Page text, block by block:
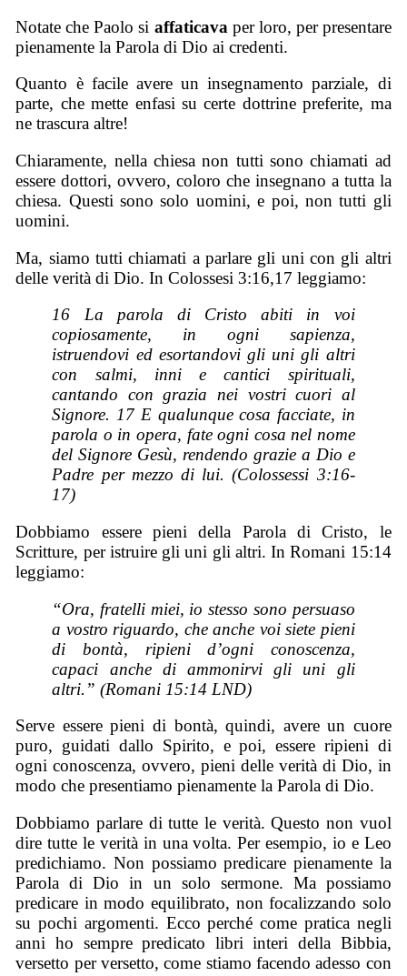
Notate che Paolo si affaticava per loro, per presentare
pienamente la Parola di Dio ai credenti.
Quanto è facile avere un insegnamento parziale, di
parte, che mette enfasi su certe dottrine preferite, ma
ne trascura altre!
Chiaramente, nella chiesa non tutti sono chiamati ad
essere dottori, ovvero, coloro che insegnano a tutta la
chiesa. Questi sono solo uomini, e poi, non tutti gli
uomini.
Ma, siamo tutti chiamati a parlare gli uni con gli altri
delle verità di Dio. In Colossesi 3:16,17 leggiamo:
16 La parola di Cristo abiti in voi
copiosamente, in ogni sapienza,
istruendovi ed esortandovi gli uni gli altri
con salmi, inni e cantici spirituali,
cantando con grazia nei vostri cuori al
Signore. 17 E qualunque cosa facciate, in
parola o in opera, fateogni cosa nel nome
del Signore Gesù, rendendo grazie a Dio e
Padre per mezzo di lui. (Colossessi 3:16-
17)
Dobbiamo essere pieni della Parola di Cristo, le
Scritture, per istruire gli uni gli altri. In Romani 15:14
leggiamo:
“Ora, fratelli miei, io stesso sono persuaso
a vostro riguardo, che anche voi siete pieni
di bontà, ripieni d’ogni conoscenza,
capaci anche di ammonirvi gli uni gli
altri.” (Romani 15:14 LND)
Serve essere pieni di bontà, quindi, avere un cuore
puro, guidati dallo Spirito, e poi, essere ripieni di
ogni conoscenza, ovvero, pieni delle verità di Dio, in
modo che presentiamo pienamente la Parola di Dio.
Dobbiamo parlare di tutte le verità. Questo non vuol
dire tutte le verità in una volta. Per esempio, io e Leo
predichiamo. Non possiamo predicare pienamente la
Parola di Dio in un solo sermone. Ma possiamo
predicare in modo equilibrato, non focalizzando solo
su pochi argomenti. Ecco perché come pratica negli
anni ho sempre predicato libri interi della Bibbia,
versetto per versetto, come stiamo facendo adesso con